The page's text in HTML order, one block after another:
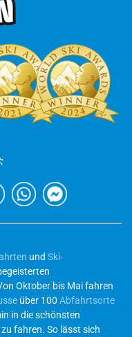
und Ski-
Oktober bis Mai fahren
über 100 Abfahrtsorte
in die schönsten
fahren. So lässt sich